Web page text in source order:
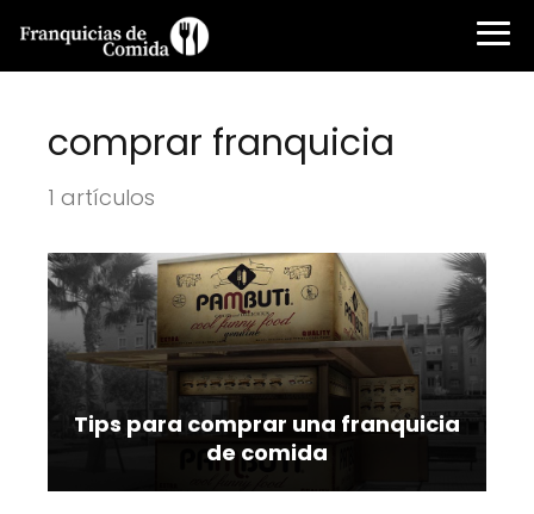
comprar franquicia
1 artículos
Tips para comprar una franquicia
de comida